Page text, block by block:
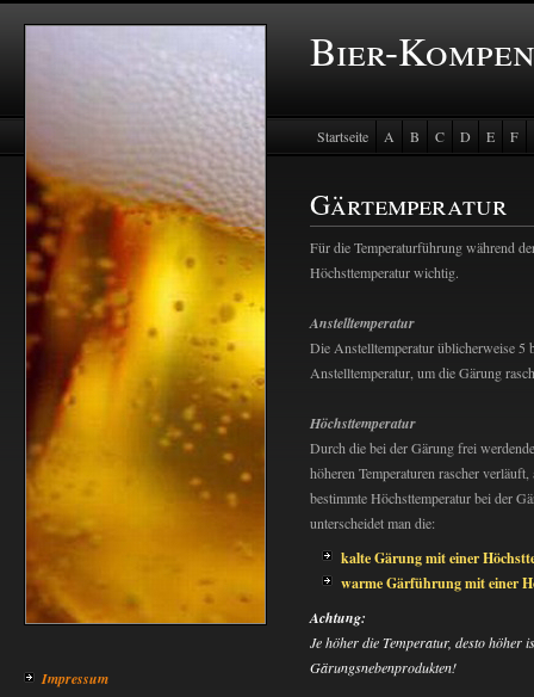
Bier-
Impressum
Startseite A B C D E
F
Gärtemperatur
Für die Temperaturführung während
Höchsttemperatur wichtig.
Anstelltemperatur
Die Anstelltemperatur üblicherweise 5
Anstelltemperatur, um die Gärung
Höchsttemperatur
Durch die bei der Gärung frei
höheren Temperaturen rascher
bestimmte Höchsttemperatur bei der
unterscheidet man die:
kalte Gärung mit einer
warme Gärführung mit einer
Achtung:
Je höher die Temperatur, desto höher
Gärungsnebenprodukten!